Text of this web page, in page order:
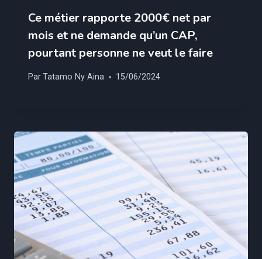
Ce métier rapporte 2000€ net par
mois et ne demande qu’un CAP,
pourtant personne ne veut le faire
ParTatamo Ny Aina 15/06/2024